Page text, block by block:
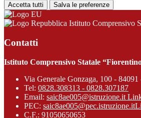
Accetta tutti Salva le preferenze
Istituto Comprensivo
Contatti
Istituto Comprensivo Statale
Via Generale Gonzaga, 100 -
Tel: 0828.308313 - 0828.307187
Email: saic8ae005@istruzione.it
PEC: saic8ae005@pec.istruzione.it
C.F.: 91050650653